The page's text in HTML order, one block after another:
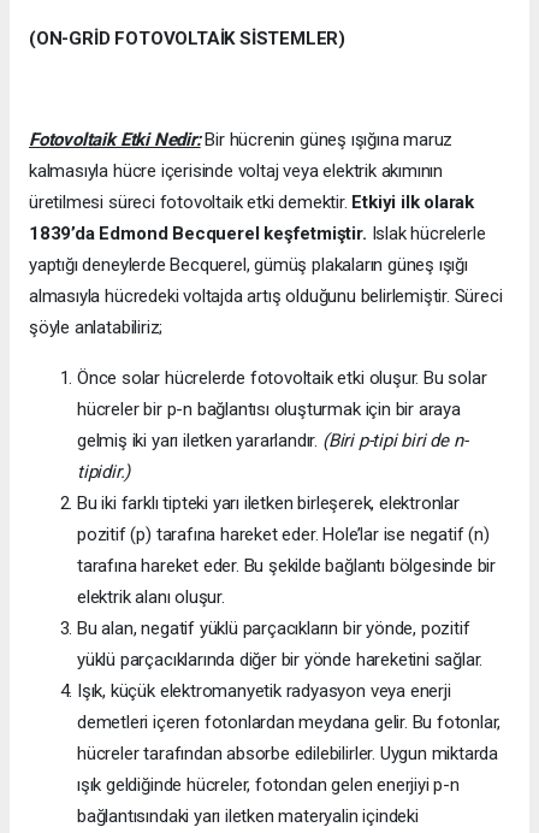
(ON-GRİD FOTOVOLTAİK SİSTEMLER)
Fotovoltaik Etki Nedir:Bir hücrenin güneş ışığına maruz
kalmasıyla hücre içerisinde voltaj veya elektrik akımının
üretilmesi süreci fotovoltaik etki demektir. Etkiyi ilk olarak
1839’da Edmond Becquerel keşfetmiştir. Islak hücrelerle
yaptığı deneylerde Becquerel, gümüş plakaların güneş ışığı
almasıyla hücredeki voltajda artış olduğunu belirlemiştir. Süreci
şöyle anlatabiliriz;
Önce solar hücrelerde fotovoltaik etki oluşur. Bu solar
hücreler bir p-n bağlantısı oluşturmak için bir araya
gelmiş iki yarı iletken yararlandır. (Biri p-tipi biri de n-
tipidir.)
Bu iki farklı tipteki yarı iletken birleşerek, elektronlar
pozitif (p) tarafına hareket eder. Hole’lar ise negatif (n)
tarafına hareket eder. Bu şekilde bağlantı bölgesinde bir
elektrik alanı oluşur.
Bu alan, negatif yüklü parçacıkların bir yönde, pozitif
yüklü parçacıklarında diğer bir yönde hareketini sağlar.
Işık, küçük elektromanyetik radyasyon veya enerji
demetleri içeren fotonlardan meydana gelir. Bu fotonlar,
hücreler tarafından absorbe edilebilirler. Uygun miktarda
ışık geldiğinde hücreler, fotondan gelen enerjiyi p-n
bağlantısındaki yarı iletken materyalin içindeki